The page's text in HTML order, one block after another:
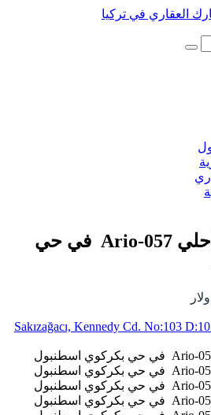
مشروع سكني ساحلي Ario-057 في حي
Sakızağacı, Kennedy Cd. No:103